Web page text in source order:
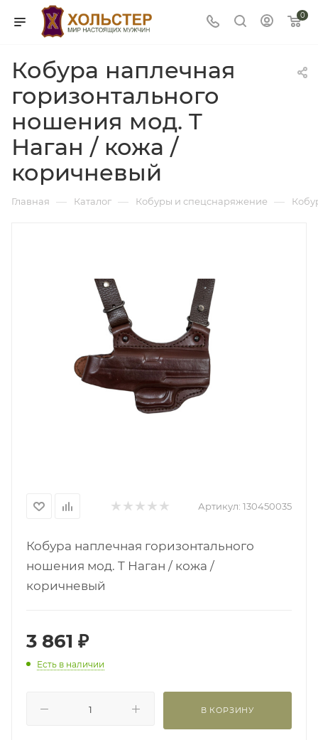
0
Кобура наплечная
горизонтального
ношения мод. T
Наган / кожа /
коричневый
Главная — Каталог — Кобуры и спецснаряжение —
Артикул: 130450035
Кобура наплечная горизонтального
ношения мод. T Наган / кожа /
коричневый
3 861 ₽
Есть в наличии
В КОРЗИНУ